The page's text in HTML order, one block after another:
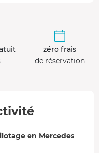
zéro frais
de réservation
en Mercedes